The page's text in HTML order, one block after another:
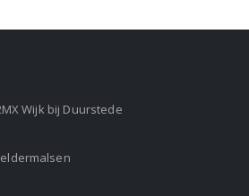
Wijk bij Duurstede